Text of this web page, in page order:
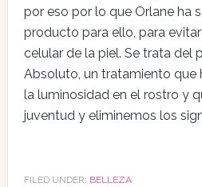
por eso por lo que Orlane ha
producto para ello, para
celular de la piel. Se trata del
Absoluto, un tratamiento que
la luminosidad en el rostro y
juventud y eliminemos los
FILED UNDER: BELLEZA